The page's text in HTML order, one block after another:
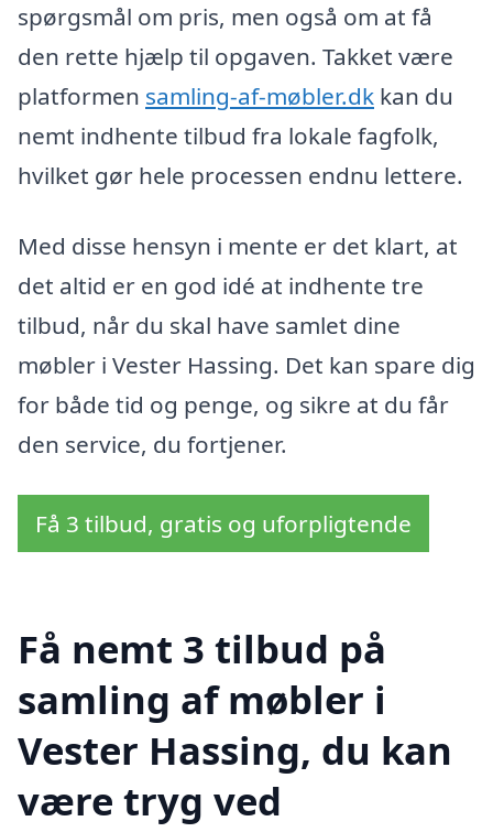
spørgsmål om pris, men også om at få
den rette hjælp til opgaven. Takket være
platformen samling-af-møbler.dk kan du
nemt indhente tilbud fra lokale fagfolk,
hvilket gør hele processen endnu lettere.
Med disse hensyn i mente er det klart, at
det altid er en god idé at indhente tre
tilbud, når du skal have samlet dine
møbler i Vester Hassing. Det kan spare dig
for både tid og penge, og sikre at du får
den service, du fortjener.
Få 3 tilbud, gratis og uforpligtende
Få nemt 3 tilbud på
samling af møbler i
Vester Hassing, du kan
være tryg ved